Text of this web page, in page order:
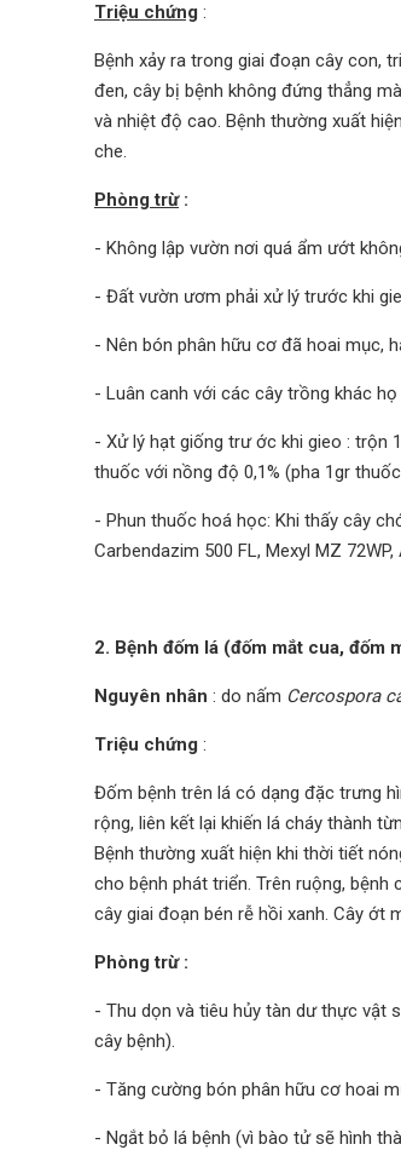
Triệu chứng :
Bệnh xảy ra trong giai đoạn cây con,
đen, cây bị bệnh không đứng thẳng
và nhiệt độ cao. Bệnh thường xuất
che.
Phòng trừ :
- Không lập vườn nơi quá ẩm ướt
- Đất vườn ươm phải xử lý trước khi
- Nên bón phân hữu cơ đã hoai mục,
- Luân canh với các cây trồng khác
- Xử lý hạt giống trước khi gieo : trộn
thuốc với nồng độ 0,1% (pha 1gr
- Phun thuốc hoá học: Khi thấy cây
Carbendazim 500 FL, Mexyl MZ
2. Bệnh đốm lá (đốm mắt cua, đốm
Nguyên nhân : do nấm Cercospora
Triệu chứng :
Đốm bệnh trên lá có dạng đặc trưng
rộng, liên kết lại khiến lá cháy thành
Bệnh thường xuất hiện khi thời tiết
cho bệnh phát triển. Trên ruộng,
cây giai đoạn bén rễ hồi xanh. Cây ớt
Phòng trừ :
- Thu dọn và tiêu hủy tàn dư thực vật
cây bệnh).
- Tăng cường bón phân hữu cơ hoai
- Ngắt bỏ lá bệnh (vì bào tử sẽ hình